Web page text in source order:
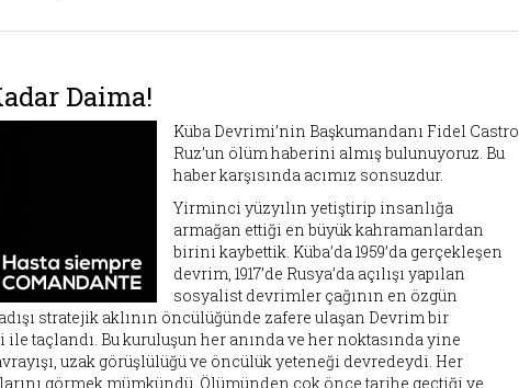
Daima!
Küba Devrimi’nin Başkumandanı Fidel Castro
Ruz’un ölüm haberini almış bulunuyoruz. Bu
haber karşısında acımız sonsuzdur.
Yirminci yüzyılın yetiştirip insanlığa
armağan ettiği en büyük kahramanlardan
birini kaybettik. Küba’da 1959’da gerçekleşen
devrim, 1917’de Rusya’da açılışı yapılan
sosyalist devrimler çağının en özgün
stratejik aklının öncülüğünde zafere ulaşan Devrim bir
taçlandı. Bu kuruluşun her anında ve her noktasında yine
uzak görüşlülüğü ve öncülük yeteneği devredeydi. Her
görmek mümkündü. Ölümünden çok önce tarihe geçtiği ve